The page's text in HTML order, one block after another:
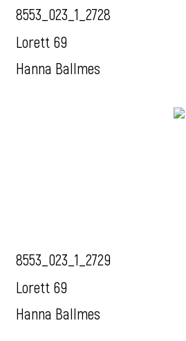
8553_023_1_2728
Lorett 69
Hanna Ballmes
8553_023_1_2729
Lorett 69
Hanna Ballmes